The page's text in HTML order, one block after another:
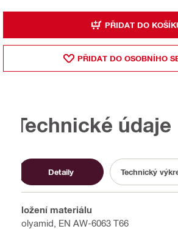
PŘIDAT DO
PŘIDAT DO OSOBNÍHO
Technické údaje
Detaily Technický
Složení materiálu
Polyamid, EN AW-6063 T66